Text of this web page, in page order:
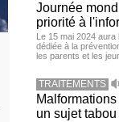
Journée
priorité à
Le 15 mai 2024 aura
dédiée à la
les parents et les
TRAITEMENTS
un sujet tabou